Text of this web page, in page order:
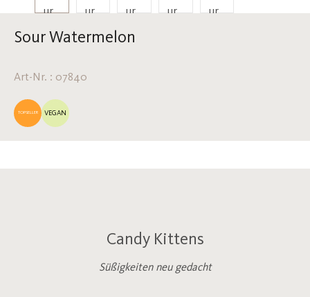
Sour Watermelon
Art-Nr. : 07840
TOPSELLER VEGAN
Candy Kittens
Süßigkeiten neu gedacht